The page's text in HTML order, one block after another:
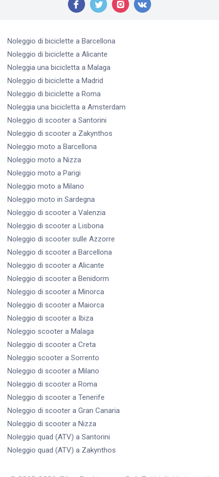
Noleggio di biciclette a Barcellona
Noleggio di biciclette a Alicante
Noleggia una bicicletta a Malaga
Noleggio di biciclette a Madrid
Noleggio di biciclette a Roma
Noleggia una bicicletta a Amsterdam
Noleggio di scooter a Santorini
Noleggio di scooter a Zakynthos
Noleggio moto a Barcellona
Noleggio moto a Nizza
Noleggio moto a Parigi
Noleggio moto a Milano
Noleggio moto in Sardegna
Noleggio di scooter a Valenzia
Noleggio di scooter a Lisbona
Noleggio di scooter sulle Azzorre
Noleggio di scooter a Barcellona
Noleggio di scooter a Alicante
Noleggio di scooter a Benidorm
Noleggio di scooter a Minorca
Noleggio di scooter a Maiorca
Noleggio di scooter a Ibiza
Noleggio scooter a Malaga
Noleggio di scooter a Creta
Noleggio scooter a Sorrento
Noleggio di scooter a Milano
Noleggio di scooter a Roma
Noleggio di scooter a Tenerife
Noleggio di scooter a Gran Canaria
Noleggio di scooter a Nizza
Noleggio quad (ATV) a Santorini
Noleggio quad (ATV) a Zakynthos